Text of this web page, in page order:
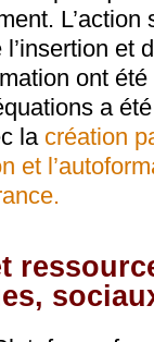
l’insertion et
ont
a
la création
et